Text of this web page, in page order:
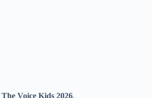
The Voice Kids 2026.